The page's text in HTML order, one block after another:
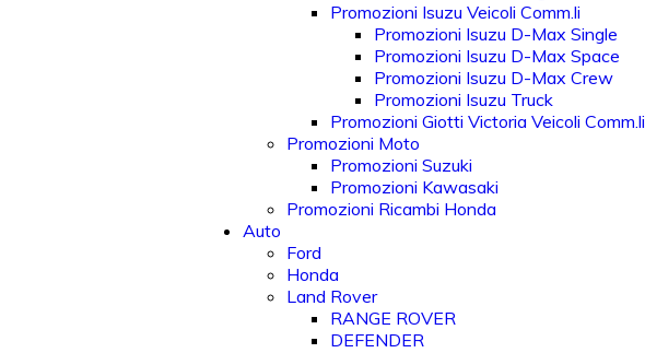
Promozioni Isuzu Veicoli Comm.li
Promozioni Isuzu D-Max Single
Promozioni Isuzu D-Max Space
Promozioni Isuzu D-Max Crew
Promozioni Isuzu Truck
Promozioni Giotti Victoria Veicoli Comm.li
Promozioni Moto
Promozioni Suzuki
Promozioni Kawasaki
Promozioni Ricambi Honda
Auto
Ford
Honda
Land Rover
RANGE ROVER
DEFENDER